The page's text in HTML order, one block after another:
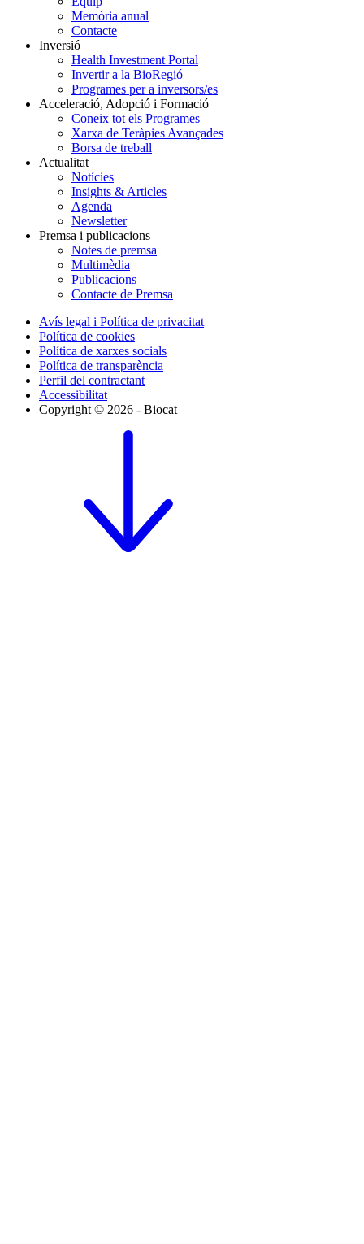
Memòria anual
Contacte
Inversió
Health Investment Portal
Invertir a la BioRegió
Programes per a inversors/es
Acceleració, Adopció i Formació
Coneix tot els Programes
Xarxa de Teràpies Avançades
Borsa de treball
Actualitat
Notícies
Insights & Articles
Agenda
Newsletter
Premsa i publicacions
Notes de premsa
Multimèdia
Publicacions
Contacte de Premsa
Avís legal i Política de privacitat
Política de cookies
Política de xarxes socials
Política de transparència
Perfil del contractant
Accessibilitat
Copyright © 2026 - Biocat